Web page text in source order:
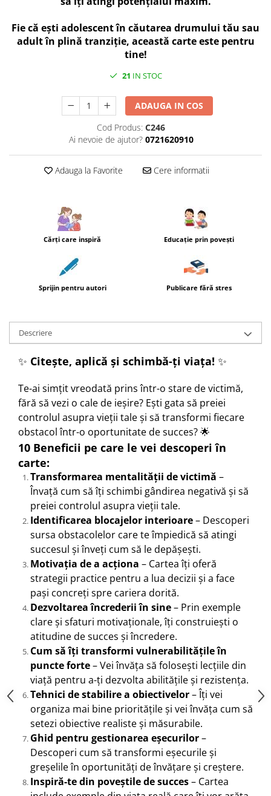
Fie că ești adolescent în căutarea drumului tău sau
adult în plină tranziție, această carte este pentru
tine!
21 IN STOC
ADAUGA IN COS
Cod Produs: C246
Ai nevoie de ajutor? 0721620910
Adauga la Favorite Cere informatii
Cărţi care inspiră Educație prin povești
Sprijin pentru autori Publicare fără stres
Descriere
✨ Citește, aplică și schimbă-ți viața! ✨
Te-ai simțit vreodată prins într-o stare de victimă,
fără să vezi o cale de ieșire? Ești gata să preiei
controlul asupra vieții tale și să transformi fiecare
obstacol într-o oportunitate de succes? 🌟
10 Beneficii pe care le vei descoperi în
carte:
Transformarea mentalității de victimă –
Învață cum să îți schimbi gândirea negativă și să
preiei controlul asupra vieții tale.
Identificarea blocajelor interioare– Descoperi
sursa obstacolelor care te împiedică să atingi
succesul și înveți cum să le depășești.
Motivația de a acționa – Cartea îți oferă
strategii practice pentru a lua decizii și a face
pași concreți spre cariera dorită.
Dezvoltarea încrederii în sine– Prin exemple
clare și sfaturi motivaționale, îți construiești o
atitudine de succes și încredere.
Cum să îți transformi vulnerabilitățile în
puncte forte– Vei învăța să folosești lecțiile din
viață pentru a-ți dezvolta abilitățile și rezistența.
Tehnici de stabilire a obiectivelor– Îți vei
organiza mai bine prioritățile și vei învăța cum să
setezi obiective realiste și măsurabile.
Ghid pentru gestionarea eșecurilor–
Descoperi cum să transformi eșecurile și
greșelile în oportunități de învățare și creștere.
Inspiră-te din poveștile de succes– Cartea